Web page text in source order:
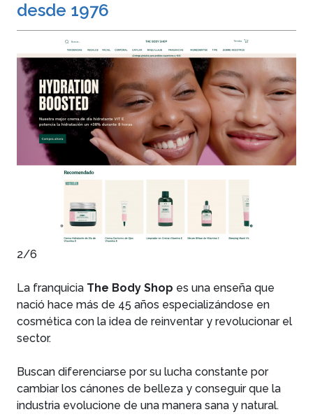
desde 1976
2/6
La franquicia The Body Shop es una enseña que
nació hace más de 45 años especializándose en
cosmética con la idea de reinventar y revolucionar el
sector.
Buscan diferenciarse por su lucha constante por
cambiar los cánones de belleza y conseguir que la
industria evolucione de una manera sana y natural.